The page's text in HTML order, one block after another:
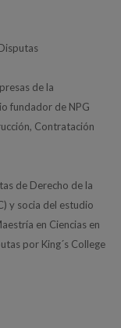
de la
fundador de NPG
Contratación
de Derecho de la
y socia del estudio
en Ciencias en
por King´s College